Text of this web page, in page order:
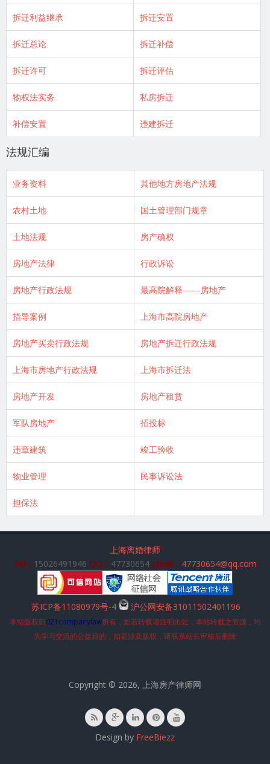
拆迁利益继承 拆迁安置
拆迁总论 拆迁补偿
拆迁许可 拆迁评估
物权法实务 私房拆迁
补偿安置 违建拆迁
法规汇编
业务资料 其他地方房地产法规
农村土地 国土管理部门规章
土地法规 房产确权
房地产法律 行政诉讼
房地产行政法规 最高院解释——房地产
指导案例 上海市高院房地产
房地产买卖行政法规 房地产拆迁行政法规
上海市房地产行政法规 上海市拆迁法
房地产开发 房地产租赁
军队房地产 招投标
违章建筑 竣工验收
物业管理 民事诉讼法
担保法
上海离婚律师
Tel： 15026491946 QQ： 47730654 Email： 47730654@qq.com
苏ICP备11080979号-4 沪公网安备31011502401196
本站版权归021companylaw所有，如若转载请注明出处，本站转载之资源，均
为学习交流的公益目的，如若涉及版权，请联系站长审核后删除
Copyright © 2026, 上海房产律师网
Design by FreeBiezz